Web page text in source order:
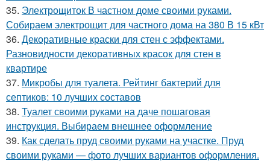
35. Электрощиток В частном доме своими руками.
Собираем электрощит для частного дома на 380 В 15 кВт
36. Декоративные краски для стен с эффектами.
Разновидности декоративных красок для стен в
квартире
37. Микробы для туалета. Рейтинг бактерий для
септиков: 10 лучших составов
38. Туалет своими руками на даче пошаговая
инструкция. Выбираем внешнее оформление
39. Как сделать пруд своими руками на участке. Пруд
своими руками — фото лучших вариантов оформления.